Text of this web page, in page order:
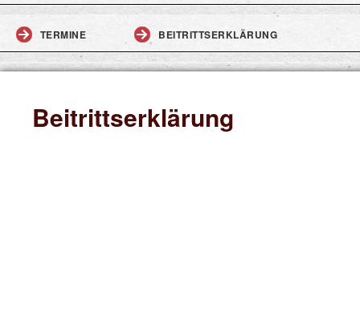
TERMINE BEITRITTSERKLÄRUNG
Beitrittserklärung